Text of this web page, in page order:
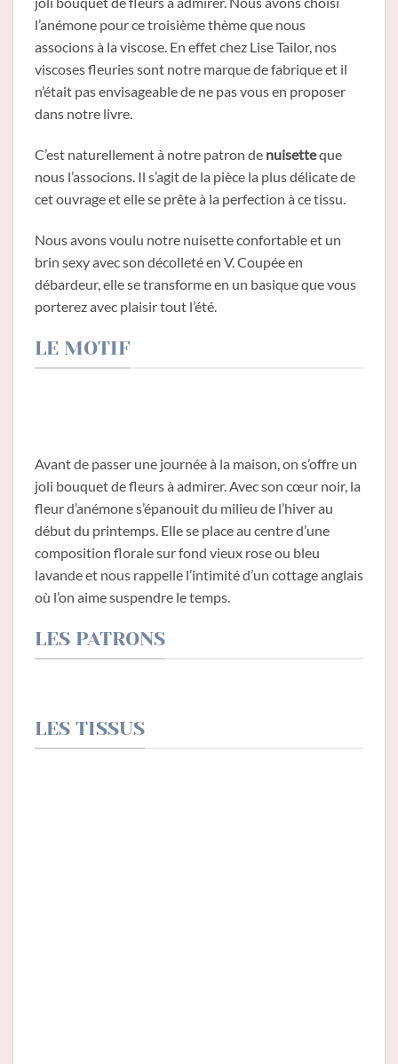
l’anémone pour ce troisième thème que nous
associons à la viscose. En effet chez Lise Tailor, nos
viscoses fleuries sont notre marque de fabrique et il
n’était pas envisageable de ne pas vous en proposer
dans notre livre.
C’est naturellement à notre patron de nuisetteque
nous l’associons. Il s’agit de la pièce la plus délicate de
cet ouvrage et elle se prête à la perfection à ce tissu.
Nous avons voulu notre nuisette confortable et un
brin sexy avec son décolleté en V. Coupée en
débardeur, elle se transforme en un basique que vous
porterez avec plaisir tout l’été.
LE MOTIF
Avant de passer une journée à la maison, on s’offre un
joli bouquet de fleurs à admirer. Avec son cœur noir, la
fleur d’anémone s’épanouit du milieu de l’hiver au
début du printemps. Elle se place au centre d’une
composition florale sur fond vieux rose ou bleu
lavande et nous rappelle l’intimité d’un cottage anglais
où l’on aime suspendre le temps.
LES PATRONS
LES TISSUS